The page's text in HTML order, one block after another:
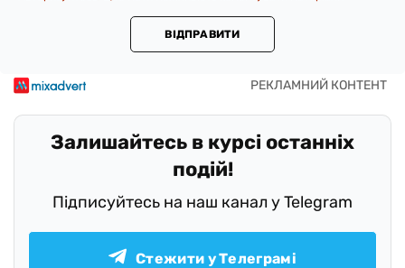
ВІДПРАВИТИ
Залишайтесь в курсі останніх
подій!
Підписуйтесь на наш канал у Telegram
Стежити у Телеграмі